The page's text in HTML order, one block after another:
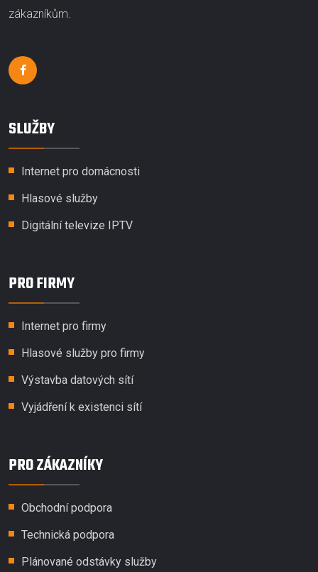
zákazníkům.
SLUŽBY
Internet pro domácnosti
Hlasové služby
Digitální televize IPTV
PRO FIRMY
Internet pro firmy
Hlasové služby pro firmy
Výstavba datových sítí
Vyjádření k existenci sítí
PRO ZÁKAZNÍKY
Obchodní podpora
Technická podpora
Plánované odstávky služby